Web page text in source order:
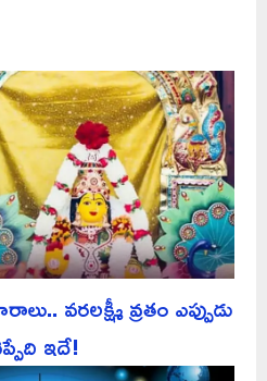
వరలక్ష్మీ వ్రతం ఎప్పుడు
ఇదే!